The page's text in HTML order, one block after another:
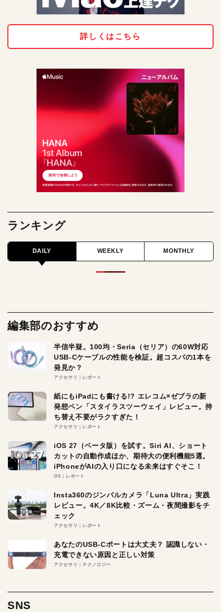
詳しくはこちら
ランキング
DAILY WEEKLY MONTHLY
編集部のおすすめ
半信半疑。100均・Seria（セリア）の60W対応
USB-Cケーブルの性能を検証。超コスパの1本を
発見か？
アクセサリ レポート
紙にもiPadにも書ける!? エレコム×ゼブラの新
発想ペン「スタイラスツーウェイ」レビュー。持
ち替え不要がラクすぎた！
アクセサリ レポート
iOS 27（ベータ版）を試す。Siri AI、ショート
カットの自動作成ほか、期待大の便利機能5選。
iPhoneがAIの入り口になる未来はすぐそこ！
OS レポート
Insta360のジンバルカメラ「Luna Ultra」実践
レビュー。4K／8K比較・ズーム・夜間撮影をチ
ェック
アクセサリ レポート
あなたのUSB-Cポートは大丈夫？ 認識しない・
充電できない原因と正しい対策
アクセサリ テクノロジー
SNS